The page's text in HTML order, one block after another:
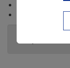
Préstamo rápido
Requisitos